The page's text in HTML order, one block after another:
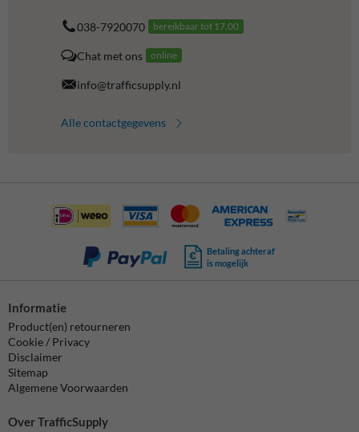
038-7920070 bereikbaar tot 17.00
Chat met ons online
info@trafficsupply.nl
Alle contactgegevens
Betaling achteraf
is mogelijk
Informatie
Product(en) retourneren
Cookie / Privacy
Disclaimer
Sitemap
Algemene Voorwaarden
Over TrafficSupply